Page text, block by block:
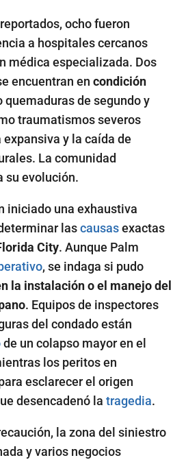
ocho fueron
a hospitales cercanos
médica especializada. Dos
encuentran en condición
quemaduras de segundo y
traumatismos severos
y la caída de
La comunidad
su evolución.
iniciado una exhaustiva
lascausasexactas
City. Aunque Palm
, se indaga si pudo
la instalación o el manejo del
. Equipos de inspectores
del condado están
de un colapso mayor en el
los peritos en
esclarecer el origen
desencadenó la tragedia.
la zona del siniestro
y varios negocios